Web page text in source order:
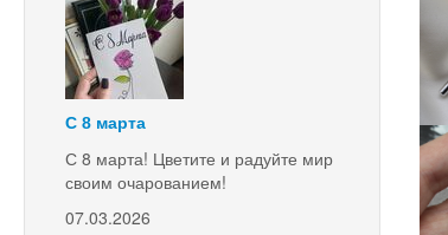
С 8 марта
С 8 марта! Цветите и радуйте мир
своим очарованием!
07.03.2026